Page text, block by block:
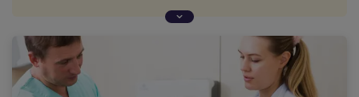
Types de tumeurs testiculaires chez le chien
Causes et facteurs de risque du cancer des
testicules